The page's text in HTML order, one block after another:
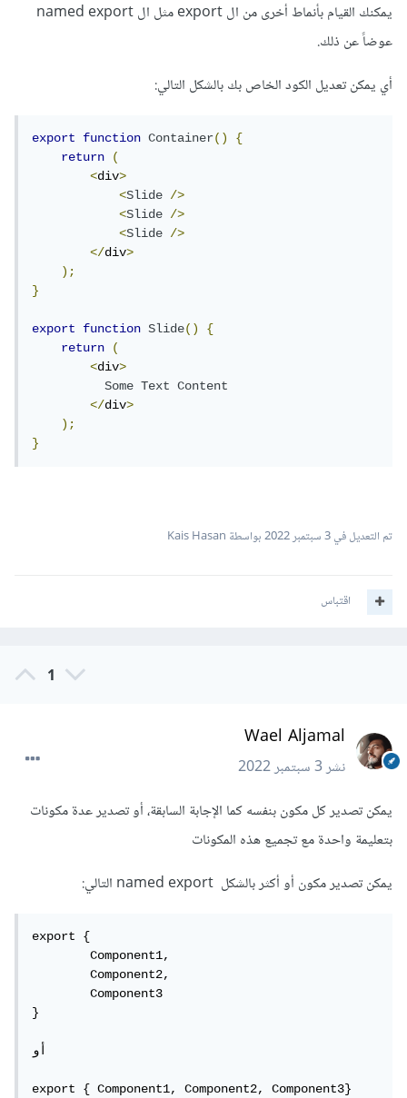
يمكنك القيام بأنماط أخرى من ال export مثل ال named export
عوضاً عن ذلك.
أي يمكن تعديل الكود الخاص بك بالشكل التالي:
export function Container()
{
return
(
<div>
<Slide
/>
<Slide
/>
<Slide
/>
</div>
);
}
export function Slide()
{
return
(
<div>
Some
Text
Content
</div>
);
}
تم التعديل في3 سبتمبر 2022 بواسطة Kais Hasan
اقتباس
1
Wael Aljamal
نشر3 سبتمبر 2022
يمكن تصدير كل مكون بنفسه كما الإجابة السابقة، أو تصدير عدة مكونات
بتعليمة واحدة مع تجميع هذه المكونات
يمكن تصدير مكون أو أكثر بالشكل named export التالي:
export {
	Component1,
	Component2,
	Component3
}
أو
export { Component1, Component2, Component3}